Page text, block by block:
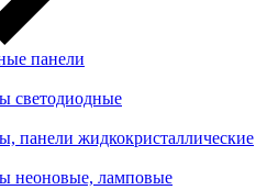
панели
светодиодные
панели жидкокристаллические
неоновые, ламповые